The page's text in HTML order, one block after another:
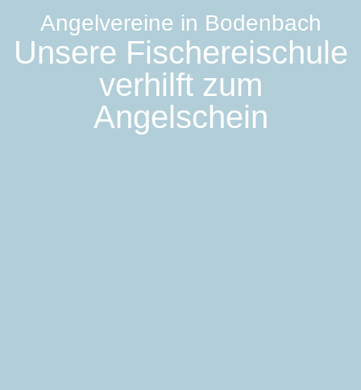
Angelvereine in Bodenbach
Unsere Fischereischule
verhilft zum
Angelschein